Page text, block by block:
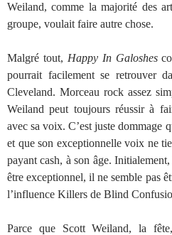
Weiland, comme la majorité des
groupe, voulait faire autre chose.
Malgré tout, Happy In Galoshes
pourrait facilement se retrouver
Cleveland. Morceau rock assez
Weiland peut toujours réussir à
avec sa voix. C’est juste dommage
et que son exceptionnelle voix ne
payant cash, à son âge.
être exceptionnel, il ne semble pas
l’influence Killers de Blind
Parce que Scott Weiland, la